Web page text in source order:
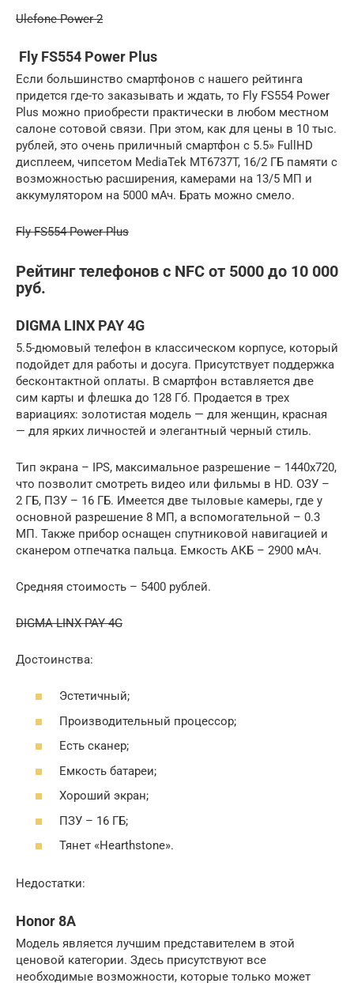
Ulefone Power 2
Fly FS554 Power Plus
Если большинство смартфонов с нашего рейтинга
придется где-то заказывать и ждать, то Fly FS554 Power
Plus можно приобрести практически в любом местном
салоне сотовой связи. При этом, как для цены в 10 тыс.
рублей, это очень приличный смартфон с 5.5» FullHD
дисплеем, чипсетом MediaTek MT6737T, 16/2 ГБ памяти с
возможностью расширения, камерами на 13/5 МП и
аккумулятором на 5000 мАч. Брать можно смело.
Fly FS554 Power Plus
Рейтинг телефонов с NFC от 5000 до 10 000
руб.
DIGMA LINX PAY 4G
5.5-дюмовый телефон в классическом корпусе, который
подойдет для работы и досуга. Присутствует поддержка
бесконтактной оплаты. В смартфон вставляется две
сим карты и флешка до 128 Гб. Продается в трех
вариациях: золотистая модель — для женщин, красная
— для ярких личностей и элегантный черный стиль.
Тип экрана – IPS, максимальное разрешение – 1440х720,
что позволит смотреть видео или фильмы в HD. ОЗУ –
2 ГБ, ПЗУ – 16 ГБ. Имеется две тыловые камеры, где у
основной разрешение 8 МП, а вспомогательной – 0.3
МП. Также прибор оснащен спутниковой навигацией и
сканером отпечатка пальца. Емкость АКБ – 2900 мАч.
Средняя стоимость – 5400 рублей.
DIGMA LINX PAY 4G
Достоинства:
Эстетичный;
Производительный процессор;
Есть сканер;
Емкость батареи;
Хороший экран;
ПЗУ – 16 ГБ;
Тянет «Hearthstone».
Недостатки:
Honor 8A
Модель является лучшим представителем в этой
ценовой категории. Здесь присутствуют все
необходимые возможности, которые только может